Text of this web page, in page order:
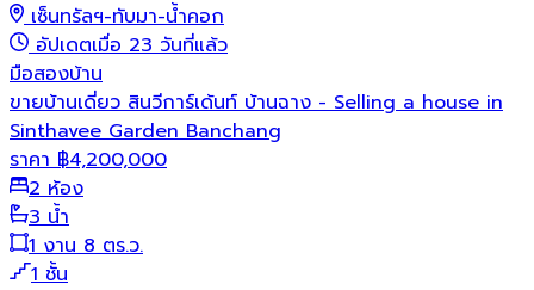
เซ็นทรัลฯ-ทับมา-น้ำคอก
อัปเดตเมื่อ 23 วันที่แล้ว
มือสองบ้าน
ขายบ้านเดี่ยว สินวีการ์เด้นท์ บ้านฉาง - Selling a house in
Sinthavee Garden Banchang
ราคา ฿4,200,000
2 ห้อง
3 น้ำ
1 งาน 8 ตร.ว.
1 ชั้น